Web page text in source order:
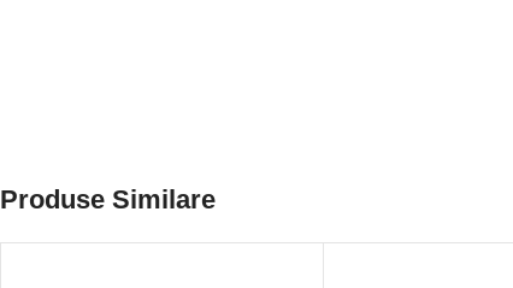
Produse Similare